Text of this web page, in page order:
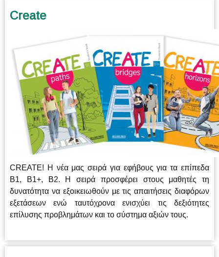
Create
CREATE! Η νέα μας σειρά για εφήβους για τα επίπεδα
B1, B1+, B2. Η σειρά προσφέρει στους μαθητές τη
δυνατότητα να εξοικειωθούν με τις απαιτήσεις διαφόρων
εξετάσεων ενώ ταυτόχρονα ενισχύει τις δεξιότητες
επίλυσης προβλημάτων και το σύστημα αξιών τους.